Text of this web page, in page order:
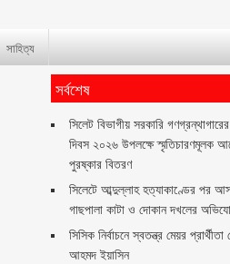
সাহিত্য
সর্বশেষ
সিলেট বিভাগীয় সরকারি
দিবস ২০২৬ উপলক্ষে স্মৃতিচারণমূলক
পুরষ্কার বিতরণ ‎ ‎
সিলেটে আব্দুল্লাহ হত্যাকাণ্ডের পর
গাছপালা কাটা ও দোকান দখলের
সিসিক নির্বাচনে স্বতন্ত্র মেয়র
আহমদ ইয়াসিন